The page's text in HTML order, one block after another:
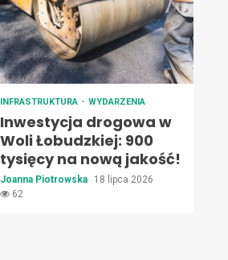
INFRASTRUKTURA WYDARZENIA
Inwestycja drogowa w
Woli Łobudzkiej: 900
tysięcy na nową jakość!
Joanna Piotrowska
18 lipca 2026
62